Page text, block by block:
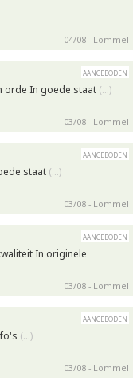
04/08 - Lommel
aangeboden
orde In goede staat (…)
03/08 - Lommel
aangeboden
staat (…)
03/08 - Lommel
aangeboden
In originele
03/08 - Lommel
aangeboden
(…)
03/08 - Lommel